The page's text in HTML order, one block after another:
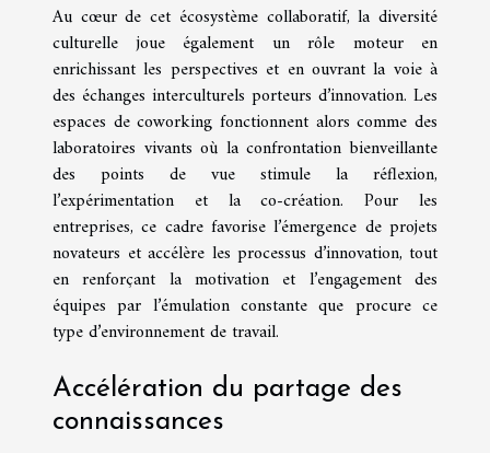
Au cœur de cet écosystème collaboratif, la diversité
culturelle joue également un rôle moteur en
enrichissant les perspectives et en ouvrant la voie à
des échanges interculturels porteurs d’innovation. Les
espaces de coworking fonctionnent alors comme des
laboratoires vivants où la confrontation bienveillante
des points de vue stimule la réflexion,
l’expérimentation et la co-création. Pour les
entreprises, ce cadre favorise l’émergence de projets
novateurs et accélère les processus d’innovation, tout
en renforçant la motivation et l’engagement des
équipes par l’émulation constante que procure ce
type d’environnement de travail.
Accélération du partage des
connaissances